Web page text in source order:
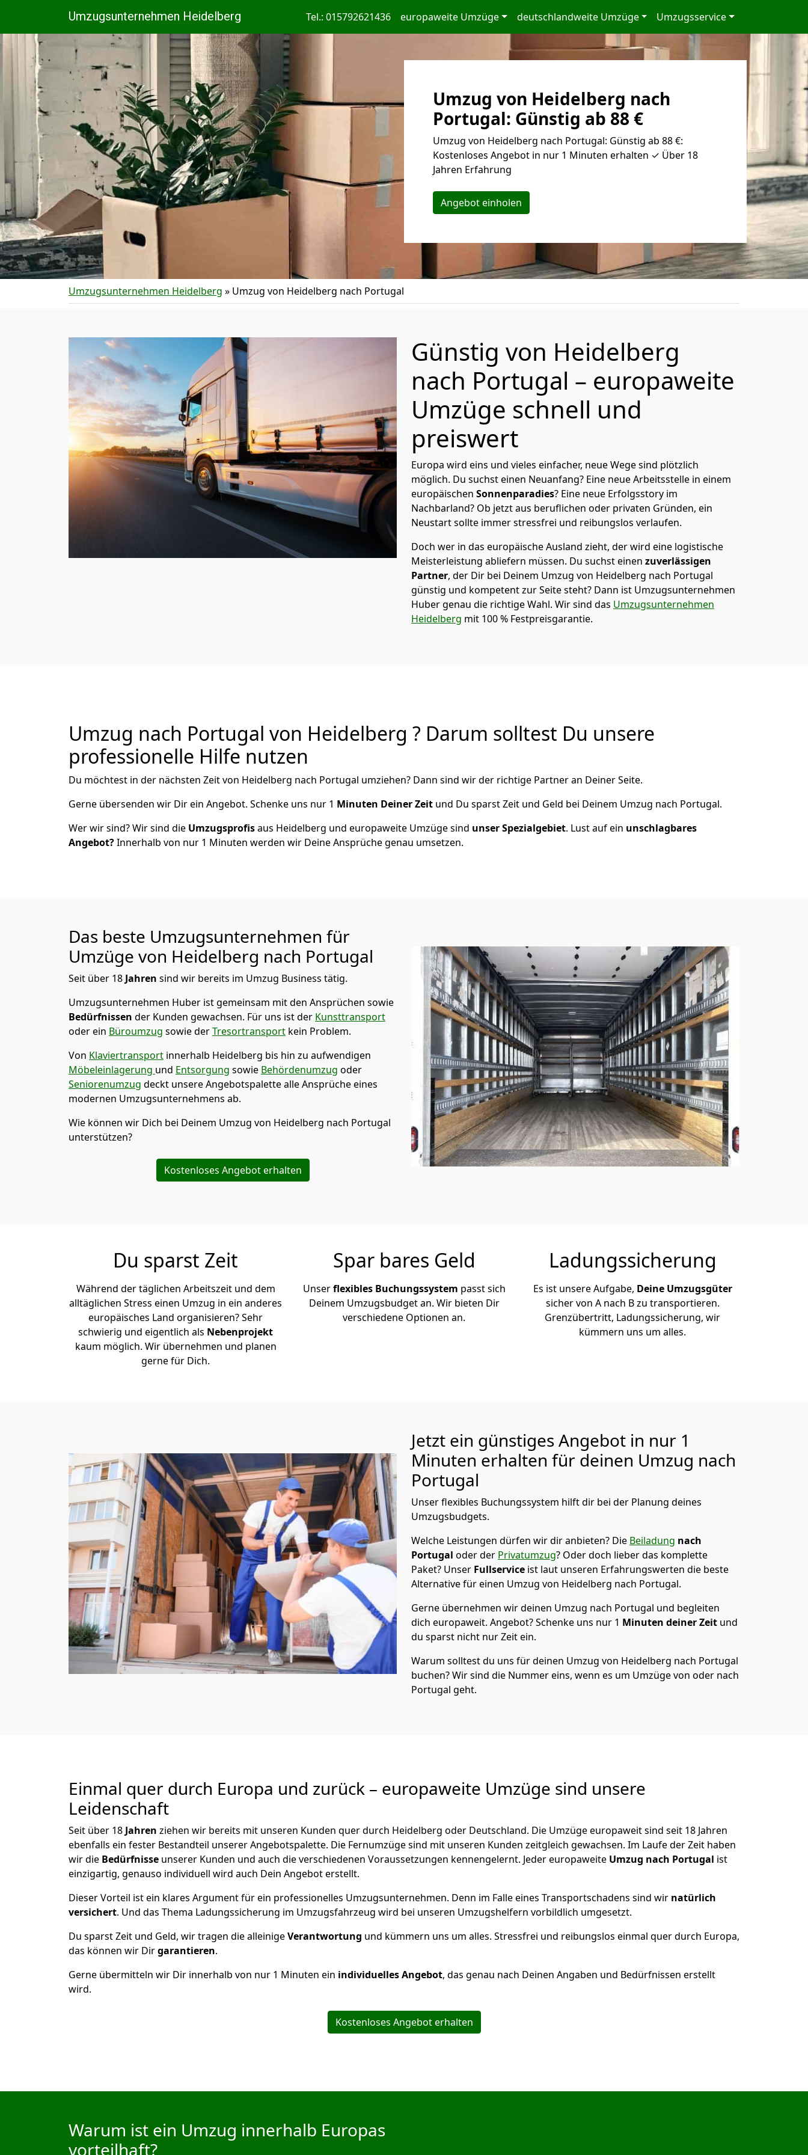
Umzugsunternehmen Heidelberg Tel.: 015792621436 europaweite Umzüge deutschlandweite Umzüge Umzugsservice
Umzug von Heidelberg nach
Portugal: Günstig ab 88 €
Umzug von Heidelberg nach Portugal: Günstig ab 88 €:
Kostenloses Angebot in nur 1 Minuten erhalten ✓ Über 18
Jahren Erfahrung
Angebot einholen
Umzugsunternehmen Heidelberg » Umzug von Heidelberg nach Portugal
Günstig von Heidelberg
nach Portugal – europaweite
Umzüge schnell und
preiswert
Europa wird eins und vieles einfacher, neue Wege sind plötzlich
möglich. Du suchst einen Neuanfang? Eine neue Arbeitsstelle in einem
europäischen Sonnenparadies? Eine neue Erfolgsstory im
Nachbarland? Ob jetzt aus beruflichen oder privaten Gründen, ein
Neustart sollte immer stressfrei und reibungslos verlaufen.
Doch wer in das europäische Ausland zieht, der wird eine logistische
Meisterleistung abliefern müssen. Du suchst einen zuverlässigen
Partner, der Dir bei Deinem Umzug von Heidelberg nach Portugal
günstig und kompetent zur Seite steht? Dann ist Umzugsunternehmen
Hubergenau die richtige Wahl. Wir sind das Umzugsunternehmen
Heidelberg mit 100 % Festpreisgarantie.
Umzug nach Portugal von Heidelberg ? Darum solltest Du unsere
professionelle Hilfe nutzen
Du möchtest in der nächsten Zeit von Heidelberg nach Portugal umziehen? Dann sind wir der richtige Partner an Deiner Seite.
Gerne übersenden wir Dir ein Angebot. Schenke uns nur 1 Minuten Deiner Zeit und Du sparst Zeit und Geld bei Deinem Umzug nach Portugal.
Wer wir sind? Wir sind die Umzugsprofisaus Heidelberg und europaweite Umzüge sind unser Spezialgebiet. Lust auf ein unschlagbares
Angebot?Innerhalb von nur 1 Minuten werden wir Deine Ansprüche genau umsetzen.
Das beste Umzugsunternehmen für
Umzüge von Heidelberg nach Portugal
Seit über 18 Jahren sind wir bereits im Umzug Business tätig.
Umzugsunternehmen Huber ist gemeinsam mit den Ansprüchen sowie
Bedürfnissen der Kunden gewachsen. Für uns ist der Kunsttransport
oder ein Büroumzug sowie derTresortransport kein Problem.
Von Klaviertransport innerhalb Heidelberg bis hin zu aufwendigen
Möbeleinlagerung und Entsorgung sowie Behördenumzug oder
Seniorenumzug deckt unsere Angebotspalette alle Ansprüche eines
modernen Umzugsunternehmens ab.
Wie können wir Dich bei Deinem Umzug von Heidelberg nach Portugal
unterstützen?
Kostenloses Angebot erhalten
Du sparst Zeit
Während der täglichen Arbeitszeit und dem
alltäglichen Stress einen Umzug in ein anderes
europäisches Land organisieren? Sehr
schwierig und eigentlich als Nebenprojekt
kaum möglich. Wir übernehmen und planen
gerne für Dich.
Spar bares Geld
Unserflexibles Buchungssystem passt sich
Deinem Umzugsbudget an. Wir bieten Dir
verschiedene Optionen an.
Ladungssicherung
Es ist unsere Aufgabe, Deine Umzugsgüter
sicher von A nach B zu transportieren.
Grenzübertritt, Ladungssicherung, wir
kümmern uns um alles.
Jetzt ein günstiges Angebot in nur 1
Minuten erhalten für deinen Umzug nach
Portugal
Unser flexibles Buchungssystem hilft dir bei der Planung deines
Umzugsbudgets.
Welche Leistungen dürfen wir dir anbieten? Die Beiladung nach
Portugal oder der Privatumzug? Oder doch lieber das komplette
Paket? Unser Fullservice ist laut unseren Erfahrungswerten die beste
Alternative für einen Umzug von Heidelberg nach Portugal.
Gerne übernehmen wir deinen Umzug nach Portugal und begleiten
dich europaweit. Angebot? Schenke uns nur 1 Minuten deiner Zeit und
du sparst nicht nur Zeit ein.
Warum solltest du uns für deinen Umzug von Heidelberg nach Portugal
buchen? Wir sind die Nummer eins, wenn es um Umzüge von oder nach
Portugal geht.
Einmal quer durch Europa und zurück – europaweite Umzüge sind unsere
Leidenschaft
Seit über 18 Jahren ziehen wir bereits mit unseren Kunden quer durch Heidelberg oder Deutschland. Die Umzüge europaweit sind seit 18 Jahren
ebenfalls ein fester Bestandteil unserer Angebotspalette. Die Fernumzüge sind mit unseren Kunden zeitgleich gewachsen. Im Laufe der Zeit haben
wir die Bedürfnisse unserer Kunden und auch die verschiedenen Voraussetzungen kennengelernt. Jeder europaweite Umzug nach Portugal ist
einzigartig, genauso individuell wird auch Dein Angebot erstellt.
Dieser Vorteil ist ein klares Argument für ein professionelles Umzugsunternehmen. Denn im Falle eines Transportschadens sind wir natürlich
versichert. Und das Thema Ladungssicherung im Umzugsfahrzeug wird bei unseren Umzugshelfern vorbildlich umgesetzt.
Du sparst Zeit und Geld, wir tragen die alleinigeVerantwortung und kümmern uns um alles. Stressfrei und reibungslos einmal quer durch Europa,
das können wir Dirgarantieren.
Gerne übermitteln wir Dir innerhalb von nur 1 Minuten ein individuelles Angebot, das genau nach Deinen Angaben und Bedürfnissen erstellt
wird.
Kostenloses Angebot erhalten
Warum ist ein Umzug innerhalb Europas
vorteilhaft?